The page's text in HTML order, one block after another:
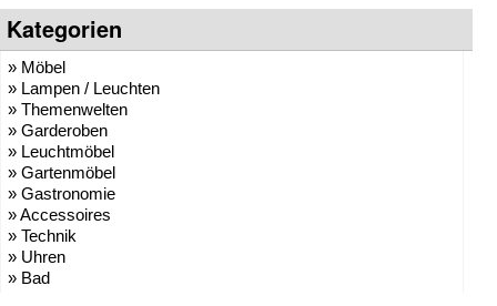
»Blomus
»keilbach design
»Atmosphere
» AKARI-Design
» El Casco
» Stiletto
» Safretti
» Cascando
» next Design
» signet
»BLOOM!
» RADIUS
» Tecnolumen
» CR Collection / Vivendi
»Agentur Hopf und Wor
»Agentur Klein + Leid
»AK47 Team
» Alberto Brogliato
» Alberto Fabbian
» Alex Sachetti
» Alexander Schenk
» Althaus, Thomas
» amei
» Andrea Crosetta
»Andreas Kräftner
» Andreas Ulbricht
» Anna-Maria Nilsson
» ANTONELLO, Eddy
Kategorien
» Möbel
» Lampen / Leuchten
» Themenwelten
» Garderoben
» Leuchtmöbel
» Gartenmöbel
» Gastronomie
» Accessoires
» Technik
» Uhren
» Bad